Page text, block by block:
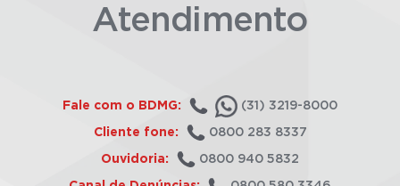
Atendimento
Fale com o BDMG: (31) 3219-8000
Cliente fone: 0800 283 8337
Ouvidoria: 0800 940 5832